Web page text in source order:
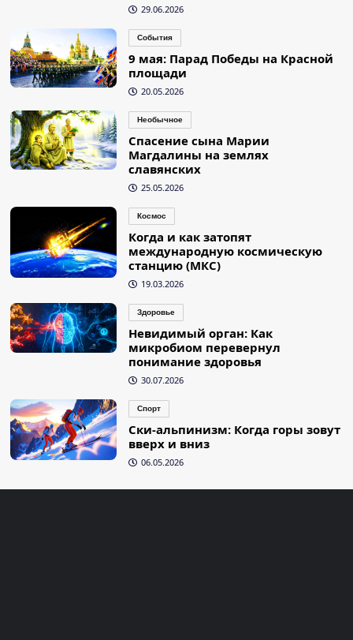
29.06.2026
События
9 мая: Парад Победы на Красной
площади
20.05.2026
Необычное
Спасение сына Марии
Магдалины на землях
славянских
25.05.2026
Космос
Когда и как затопят
международную космическую
станцию (МКС)
19.03.2026
Здоровье
Невидимый орган: Как
микробиом перевернул
понимание здоровья
30.07.2026
Спорт
Ски-альпинизм: Когда горы зовут
вверх и вниз
06.05.2026